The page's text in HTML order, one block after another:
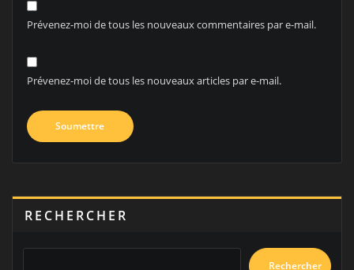
Prévenez-moi de tous les nouveaux commentaires par e-mail.
Prévenez-moi de tous les nouveaux articles par e-mail.
RECHERCHER
Rechercher